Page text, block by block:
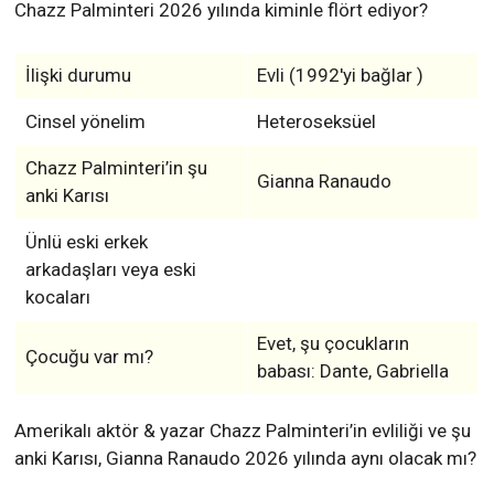
Chazz Palminteri 2026 yılında kiminle flört ediyor?
İlişki durumu Evli (1992'yi bağlar )
Cinsel yönelim Heteroseksüel
Chazz Palminteri’in şu
anki Karısı
Gianna Ranaudo
Ünlü eski erkek
arkadaşları veya eski
kocaları
Çocuğu var mı?
Evet, şu çocukların
babası: Dante, Gabriella
Amerikalı aktör & yazar Chazz Palminteri’in evliliği ve şu
anki Karısı, Gianna Ranaudo 2026 yılında aynı olacak mı?